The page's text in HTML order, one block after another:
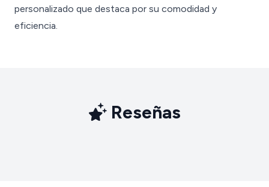
personalizado que destaca por su comodidad y
eficiencia.
Reseñas